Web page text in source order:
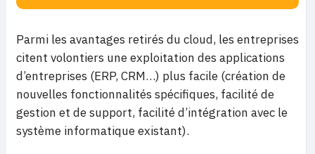
Parmi les avantages retirés du cloud, les entreprises
citent volontiers une exploitation des applications
d’entreprises (ERP, CRM…) plus facile (création de
nouvelles fonctionnalités spécifiques, facilité de
gestion et de support, facilité d’intégration avec le
système informatique existant).